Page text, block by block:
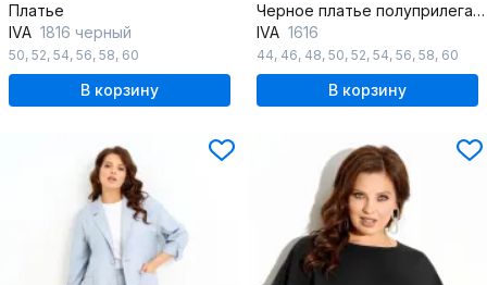
Платье
IVA 1816 черный
50, 52, 54, 56, 58, 60
В корзину
Черное платье полуприлегающего силуэта с капельным вырезом
IVA 1616
44, 46, 48, 50, 52, 54, 56, 58, 60
В корзину